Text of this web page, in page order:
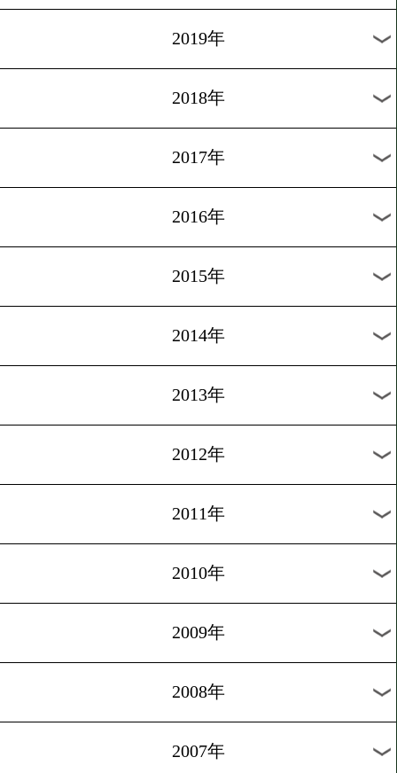
2026年
2025年
2024年
2023年
2021年
2020年
2018年